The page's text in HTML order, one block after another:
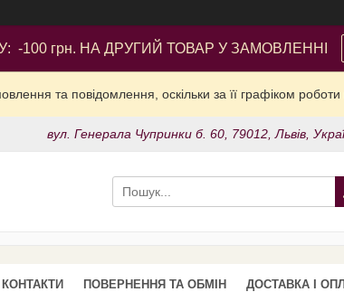
100 грн. НА ДРУГИЙ ТОВАР У ЗАМОВЛЕННІ
та повідомлення, оскільки за її графіком
вул. Генерала Чупринки б. 60, 79012, Львів,
КОНТАКТИ ПОВЕРНЕННЯ ТА ОБМІН ДОСТАВКА І